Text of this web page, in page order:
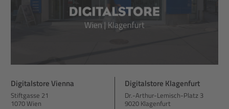
Digitalstore Vienna
Stiftgasse 21
1070 Wien
Digitalstore Klagenfurt
Dr.-Arthur-Lemisch-Platz 3
9020 Klagenfurt